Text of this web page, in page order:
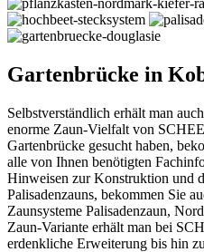
Gartenbrücke in
Selbstverständlich erhält man
enorme Zaun-Vielfalt von
Gartenbrücke gesucht haben,
alle von Ihnen benötigten
Hinweisen zur Konstruktion und
Palisadenzauns, bekommen Sie
Zaunsysteme Palisadenzaun,
Zaun-Variante erhält man bei
erdenkliche Erweiterung bis hin